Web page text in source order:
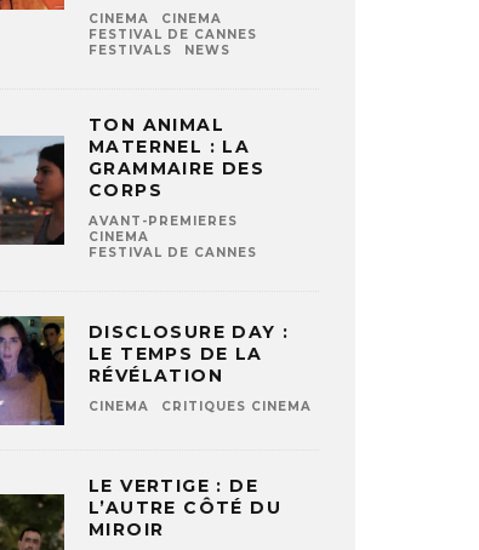
CINEMA
CINEMA
FESTIVAL DE CANNES
FESTIVALS
NEWS
TON ANIMAL
MATERNEL : LA
GRAMMAIRE DES
CORPS
AVANT-PREMIERES
CINEMA
FESTIVAL DE CANNES
DISCLOSURE DAY :
LE TEMPS DE LA
RÉVÉLATION
CINEMA CRITIQUES CINEMA
LE VERTIGE : DE
L’AUTRE CÔTÉ DU
MIROIR